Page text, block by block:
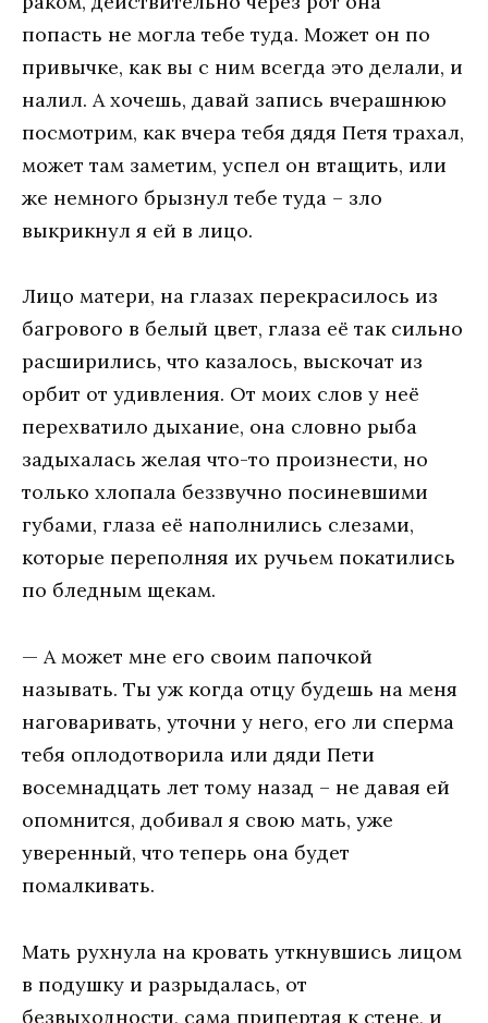
попасть не могла тебе туда. Может он по
привычке, как вы с ним всегда это делали, и
налил. А хочешь, давай запись вчерашнюю
посмотрим, как вчера тебя дядя Петя трахал,
может там заметим, успел он втащить, или
же немного брызнул тебе туда – зло
выкрикнул я ей в лицо.
Лицо матери, на глазах перекрасилось из
багрового в белый цвет, глаза её так сильно
расширились, что казалось, выскочат из
орбит от удивления. От моих слов у неё
перехватило дыхание, она словно рыба
задыхалась желая что-то произнести, но
только хлопала беззвучно посиневшими
губами, глаза её наполнились слезами,
которые переполняя их ручьем покатились
по бледным щекам.
— А может мне его своим папочкой
называть. Ты уж когда отцу будешь на меня
наговаривать, уточни у него, его ли сперма
тебя оплодотворила или дяди Пети
восемнадцать лет тому назад – не давая ей
опомнится, добивал я свою мать, уже
уверенный, что теперь она будет
помалкивать.
Мать рухнула на кровать уткнувшись лицом
в подушку и разрыдалась, от
безвыходности, сама припертая к стене, и